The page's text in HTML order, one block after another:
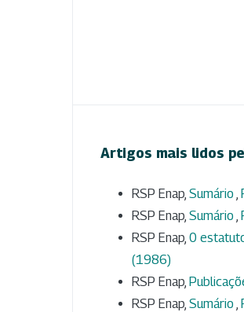
Artigos mais lidos
RSP Enap, Sumário
RSP Enap, Sumário
RSP Enap, 0
(1986)
RSP Enap,
RSP Enap, Sumário